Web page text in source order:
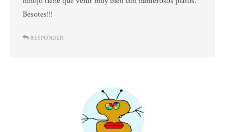
Besotes!!!
RESPONDER